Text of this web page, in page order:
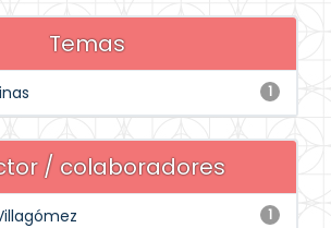
Temas
1
/ colaboradores
1